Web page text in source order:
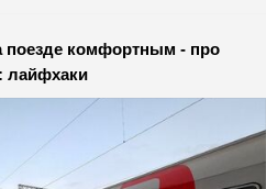
поезде комфортным - про
лайфхаки